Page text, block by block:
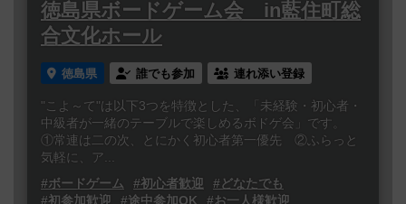
徳島県ボードゲーム会 in藍住町総
合文化ホール
徳島県 誰でも参加 連れ添い登録
"こよ～て"は以下3つを特徴とした、「未経験・初心者・
中級者が一緒のテーブルで楽しめるボドゲ会」です。
①常連は二の次、とにかく初心者第一優先 ②ふらっと
気軽に、ア...
#ボードゲーム
#初心者歓迎
#どなたでも
#初参加歓迎
#途中参加OK
#お一人様歓迎